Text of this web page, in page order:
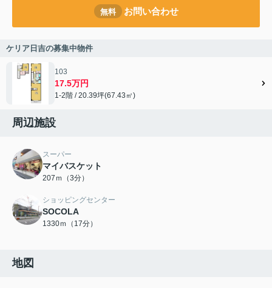
無料 お問い合わせ
ケリア日吉の募集中物件
103
17.5万円
1-2階 / 20.39坪(67.43㎡)
周辺施設
スーパー
マイバスケット
207ｍ（3分）
ショッピングセンター
SOCOLA
1330ｍ（17分）
地図